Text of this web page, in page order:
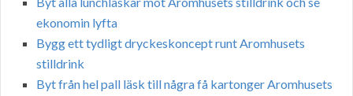
ekonomin lyfta
Bygg ett tydligt dryckeskoncept runt Aromhusets
stilldrink
Byt från hel pall läsk till några få kartonger Aromhusets